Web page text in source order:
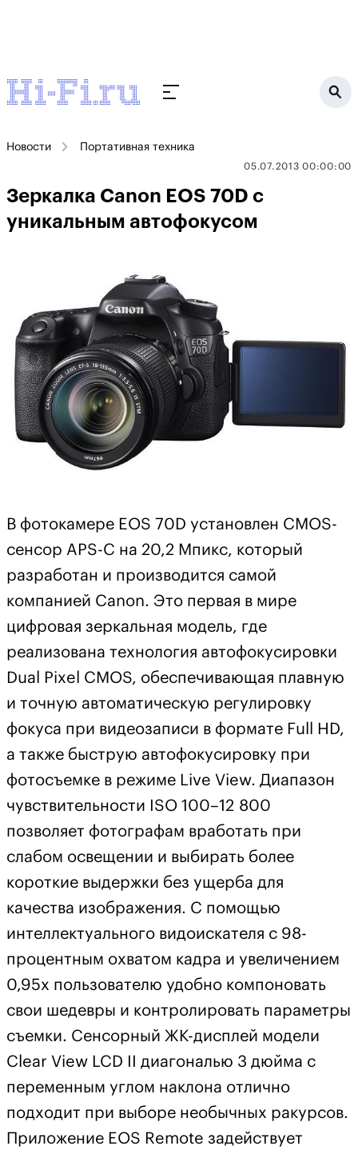
Новости Портативная техника
05.07.2013 00:00:00
Зеркалка Canon EOS 70D с
уникальным автофокусом
В фотокамере EOS 70D установлен CMOS-
сенсор APS-C на 20,2 Мпикс, который
разработан и производится самой
компанией Canon. Это первая в мире
цифровая зеркальная модель, где
реализована технология автофокусировки
Dual Pixel CMOS, обеспечивающая плавную
и точную автоматическую регулировку
фокуса при видеозаписи в формате Full HD,
а также быструю автофокусировку при
фотосъемке в режиме Live View. Диапазон
чувствительности ISO 100–12 800
позволяет фотографам вработать при
слабом освещении и выбирать более
короткие выдержки без ущерба для
качества изображения. С помощью
интеллектуального видоискателя с 98-
процентным охватом кадра и увеличением
0,95x пользователю удобно компоновать
свои шедевры и контролировать параметры
съемки. Сенсорный ЖК-дисплей модели
Clear View LCD II диагональю 3 дюйма с
переменным углом наклона отлично
подходит при выборе необычных ракурсов.
Приложение EOS Remote задействует